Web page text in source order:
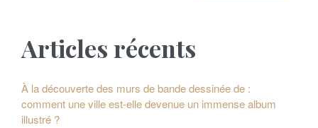
Articles récents
À la découverte des murs de bande dessinée de :
comment une ville est-elle devenue un immense album
illustré ?